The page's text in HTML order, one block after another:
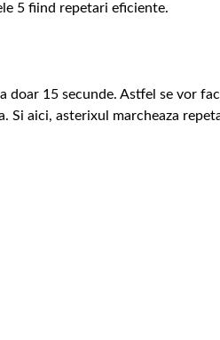
5 fiind repetari eficiente.
doar 15 secunde. Astfel se vor
Si aici, asterixul marcheaza